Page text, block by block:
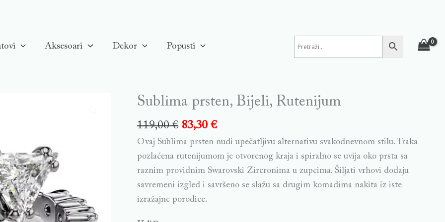
Aksesoari Dekor Popusti
Sublima prsten, Bijeli, Rutenijum
119,00€ 83,30€
Ovaj Sublima prsten nudi upečatljivu alternativu svakodnevnom stilu. Traka
pozlaćena rutenijumom je otvorenog kraja i spiralno se uvija oko prsta sa
raznim providnim Swarovski Zircronima u zupcima. Šiljati vrhovi dodaju
savremeni izgled i savršeno se slažu sa drugim komadima nakita iz iste
izražajne porodice.
Sublima
Bijeli,
Rutenijum
quantity